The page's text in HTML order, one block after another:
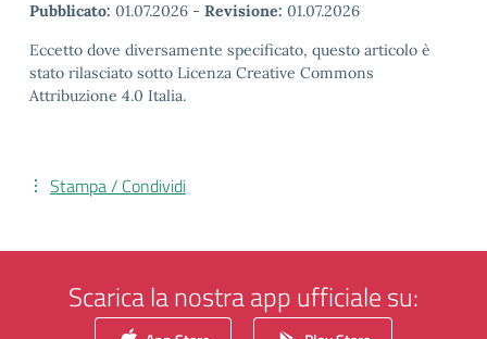
Pubblicato: 01.07.2026 - Revisione: 01.07.2026
Eccetto dove diversamente specificato, questo articolo è
stato rilasciato sotto Licenza Creative Commons
Attribuzione 4.0 Italia.
Stampa / Condividi
Scarica la nostra app ufficiale su: